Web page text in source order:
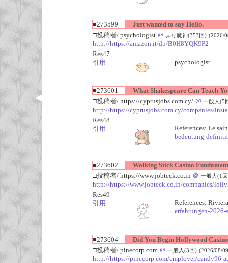
■273599
Just wanted to say Hello.
□投稿者/ psychologist ＠ 弄り魔神(353回)-(2026/
http://https://amazon.it/dp/B0H8YQK9P2
Res47
引用
psychologist
■273601
What Shakespeare Can Teach
□投稿者/ https://cyprusjobs.com.cy/ ＠ 一般人(5
http://https://cyprusjobs.com.cy/companies/
Res48
引用
References: Le
bedeutung-
■273602
Walking Stick Casino
□投稿者/ https://www.jobteck.co.in ＠ 一般人(1
http://https://www.jobteck.co.in/companies/
Res49
引用
References:
erfahrungen-
■273604
Did You Begin Hollywood
□投稿者/ pinecorp.com ＠ 一般人(3回)-(2026/08/
http://https://pinecorp.com/employer/candy96-